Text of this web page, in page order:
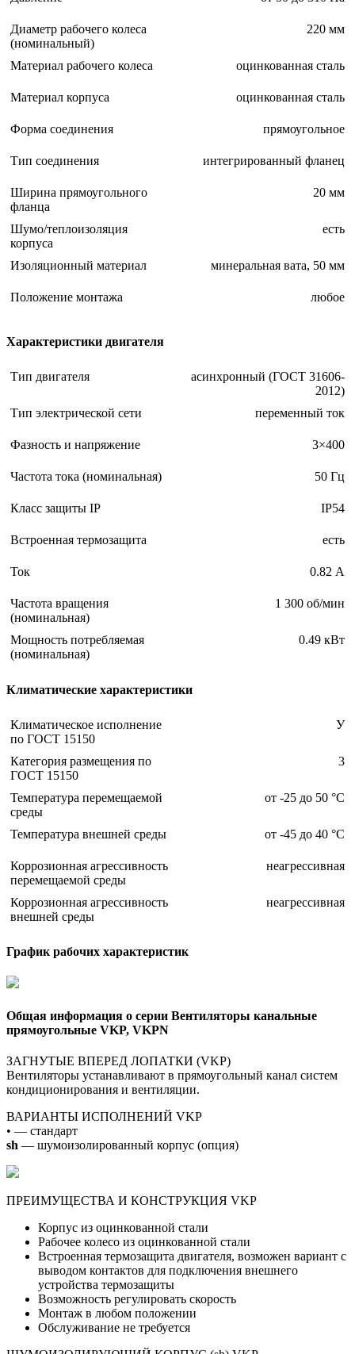
Диаметр рабочего колеса
(номинальный)
220 мм
Материал рабочего колеса оцинкованная сталь
Материал корпуса оцинкованная сталь
Форма соединения прямоугольное
Тип соединения интегрированный фланец
Ширина прямоугольного
фланца
20 мм
Шумо/теплоизоляция
корпуса
есть
Изоляционный материал минеральная вата, 50 мм
Положение монтажа любое
Характеристики двигателя
Тип двигателя
асинхронный (ГОСТ 31606-
2012)
Тип электрической сети
переменный ток
Фазность и напряжение 3×400
Частота тока (номинальная) 50 Гц
Класс защиты IP IP54
Встроенная термозащита есть
Ток 0.82 А
Частота вращения
(номинальная)
1 300 об/мин
Мощность потребляемая
(номинальная)
0.49 кВт
Климатические характеристики
Климатическое исполнение
по ГОСТ 15150
У
Категория размещения по
ГОСТ 15150
3
Температура перемещаемой
среды
от -25 до 50 °С
Температура внешней среды от -45 до 40 °С
Коррозионная агрессивность
перемещаемой среды
неагрессивная
Коррозионная агрессивность
внешней среды
неагрессивная
График рабочих характеристик
Общая информация о серии Вентиляторы канальные
прямоугольные VKP, VKPN
ЗАГНУТЫЕ ВПЕРЕД ЛОПАТКИ (VKP)
Вентиляторы устанавливают в прямоугольный канал систем
кондиционирования и вентиляции.
ВАРИАНТЫ ИСПОЛНЕНИЙ VKP
• — стандарт
sh — шумоизолированный корпус (опция)
ПРЕИМУЩЕСТВА И КОНСТРУКЦИЯ VKP
Корпус из оцинкованной стали
Рабочее колесо из оцинкованной стали
Встроенная термозащита двигателя, возможен вариант с
выводом контактов для подключения внешнего
устройства термозащиты
Возможность регулировать скорость
Монтаж в любом положении
Обслуживание не требуется